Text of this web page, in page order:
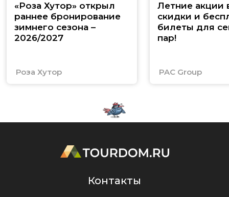
«Роза Хутор» открыл
раннее бронирование
зимнего сезона –
2026/2027
Роза Хутор
Летние акции
скидки и
билеты для
пар!
PAC Group
Контакты